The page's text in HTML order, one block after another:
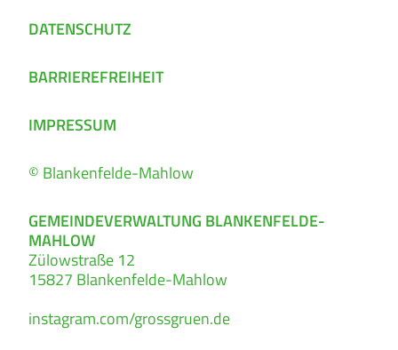
DATENSCHUTZ
BARRIEREFREIHEIT
IMPRESSUM
© Blankenfelde-Mahlow
GEMEINDEVERWALTUNG BLANKENFELDE-
MAHLOW
Zülowstraße 12
15827 Blankenfelde-Mahlow
instagram.com/grossgruen.de